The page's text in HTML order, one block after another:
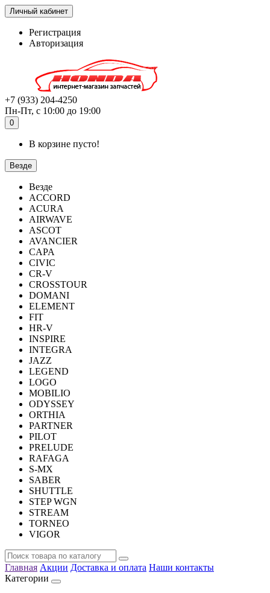
Личный кабинет
Регистрация
Авторизация
+7 (933) 204-4250
Пн-Пт, с 10:00 до 19:00
0
В корзине пусто!
Везде
Везде
ACCORD
ACURA
AIRWAVE
ASCOT
AVANCIER
CAPA
CIVIC
CR-V
CROSSTOUR
DOMANI
ELEMENT
FIT
HR-V
INSPIRE
INTEGRA
JAZZ
LEGEND
LOGO
MOBILIO
ODYSSEY
ORTHIA
PARTNER
PILOT
PRELUDE
RAFAGA
S-MX
SABER
SHUTTLE
STEP WGN
STREAM
TORNEO
VIGOR
Главная Акции Доставка и оплата Наши контакты
Категории